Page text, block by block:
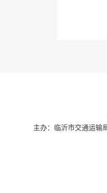
主办：临沂市交通运输